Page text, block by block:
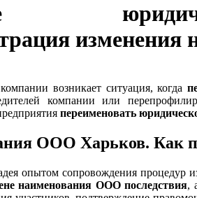
возникает ситуация, когда
компании или
переименовать
ООО Харьков. Как
сопровождения процедур
наименования ООО последствия,